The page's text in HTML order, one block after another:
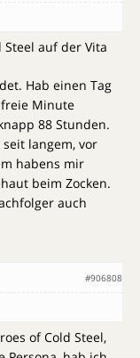
Steel auf der Vita
Hab einen Tag
Minute
88 Stunden.
langem, vor
habens mir
beim Zocken.
auch
#906808
of Cold Steel,